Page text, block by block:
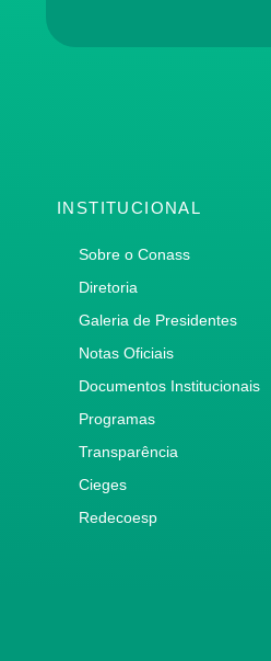
INSTITUCIONAL
Sobre o Conass
Diretoria
Galeria de Presidentes
Notas Oficiais
Documentos Institucionais
Programas
Transparência
Cieges
Redecoesp